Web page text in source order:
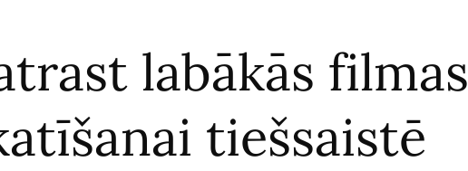
labākās filmas
tiešsaistē